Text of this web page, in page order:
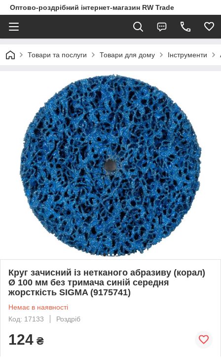
Оптово-роздрібний інтернет-магазин RW Trade
Товари та послуги Товари для дому Інструменти
Круг зачисний із нетканого абразиву (корал)
Ø 100 мм без тримача синій середня
жорсткість SIGMA (9175741)
Немає в наявності
Код: 17133
Роздріб
124 ₴